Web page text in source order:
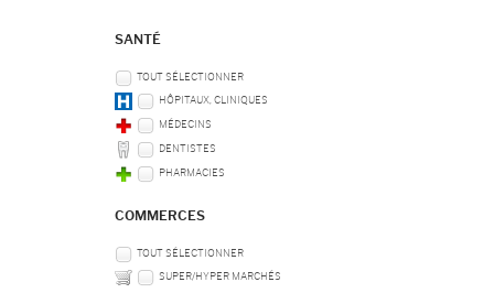
SANTÉ
TOUT SÉLECTIONNER
HÔPITAUX, CLINIQUES
MÉDECINS
DENTISTES
PHARMACIES
COMMERCES
TOUT SÉLECTIONNER
SUPER/HYPER MARCHÉS